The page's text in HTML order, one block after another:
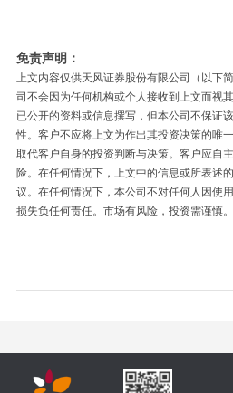
免责声明：
上文内容仅供天风证券股份有限公司（以下
司不会因为任何机构或个人接收到上文而视
已公开的资料或信息撰写，但本公司不保证
性。客户不应将上文为作出其投资决策的唯
取代客户自身的投资判断与决策。客户应自
险。在任何情况下，上文中的信息或所表述
议。在任何情况下，本公司不对任何人因使
损失负任何责任。市场有风险，投资需谨慎。